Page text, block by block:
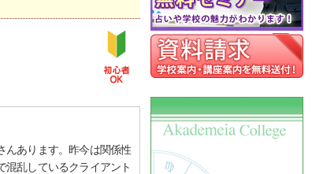
あります。昨今は関係性
混乱しているクライアント